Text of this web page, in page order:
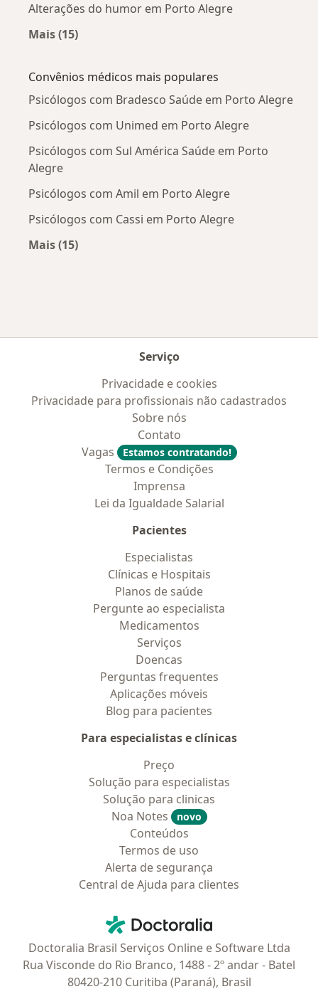
Alterações do humor em Porto Alegre
Mais (15)
Convênios médicos mais populares
Psicólogos com Bradesco Saúde em Porto Alegre
Psicólogos com Unimed em Porto Alegre
Psicólogos com Sul América Saúde em Porto
Alegre
Psicólogos com Amil em Porto Alegre
Psicólogos com Cassi em Porto Alegre
Mais (15)
Serviço
Privacidade e cookies
Privacidade para profissionais não cadastrados
Sobre nós
Contato
Vagas
Estamos contratando!
Termos e Condições
Imprensa
Lei da Igualdade Salarial
Pacientes
Especialistas
Clínicas e Hospitais
Planos de saúde
Pergunte ao especialista
Medicamentos
Serviços
Doencas
Perguntas frequentes
Aplicações móveis
Blog para pacientes
Para especialistas e clínicas
Preço
Solução para especialistas
Solução para clinicas
Noa Notes
novo
Conteúdos
Termos de uso
Alerta de segurança
Central de Ajuda para clientes
Doctoralia - Homepage
Doctoralia Brasil Serviços Online e Software Ltda
Rua Visconde do Rio Branco, 1488 - 2º andar - Batel
80420-210 Curitiba (Paraná), Brasil